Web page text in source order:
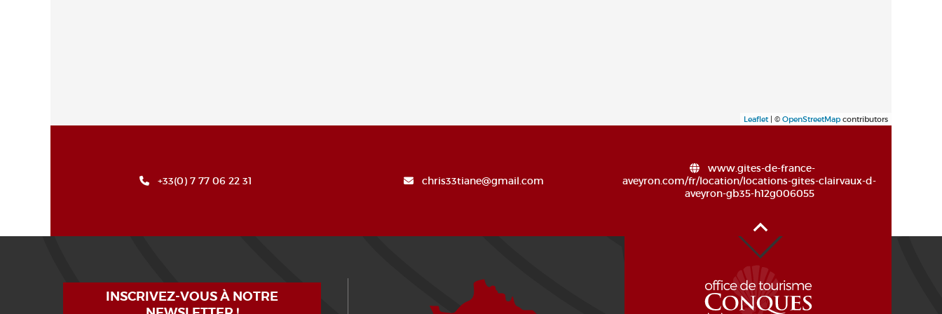
Leaflet| © OpenStreetMap contributors
+33(0) 7 77 06 22 31 chris33tiane@gmail.com
www.gites-de-france-
aveyron.com/fr/location/locations-gites-clairvaux-d-
aveyron-gb35-h12g006055
INSCRIVEZ-VOUS À NOTRE